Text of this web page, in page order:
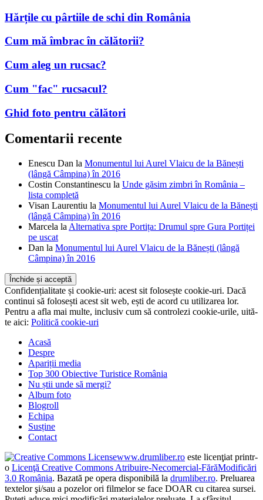
Hărțile cu pârtiile de schi din România
Cum mă îmbrac în călătorii?
Cum aleg un rucsac?
Cum "fac" rucsacul?
Ghid foto pentru călători
Comentarii recente
Enescu Dan la Monumentul lui Aurel Vlaicu de la Bănești
(lângă Câmpina) în 2016
Costin Constantinescu la Unde găsim zimbri în România –
lista completă
Visan Laurentiu la Monumentul lui Aurel Vlaicu de la Bănești
(lângă Câmpina) în 2016
Marcela la Alternativa spre Portița: Drumul spre Gura Portiței
pe uscat
Dan la Monumentul lui Aurel Vlaicu de la Bănești (lângă
Câmpina) în 2016
Confidențialitate și cookie-uri: acest sit folosește cookie-uri. Dacă
continui să folosești acest sit web, ești de acord cu utilizarea lor.
Pentru a afla mai multe, inclusiv cum să controlezi cookie-urile, uită-
te aici: Politică cookie-uri
Acasă
Despre
Apariții media
Top 300 Obiective Turistice România
Nu știi unde să mergi?
Album foto
Blogroll
Echipa
Susține
Contact
www.drumliber.ro este licenţiat printr-
o Licenţă Creative Commons Atribuire-Necomercial-FărăModificări
3.0 România. Bazată pe opera disponibilă la drumliber.ro. Preluarea
textelor şi/sau a pozelor ori filmelor se face DOAR cu citarea sursei.